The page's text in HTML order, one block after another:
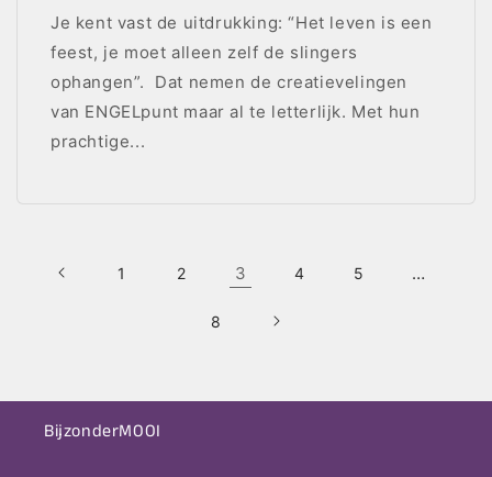
Je kent vast de uitdrukking: “Het leven is een
feest, je moet alleen zelf de slingers
ophangen”. Dat nemen de creatievelingen
van ENGELpunt maar al te letterlijk. Met hun
prachtige...
1 2 3 4 5 …
8
BijzonderMOOI